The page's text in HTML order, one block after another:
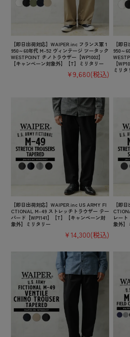
【即日出荷対応】WAIPER.inc フランス軍 1
950～60年代 M-52 ヴィンテージ ツータック
WESTPOINT チノトラウザー【WP1002】
【キャンペーン対象外】【T】ミリタリー
¥9,680(税込)
【即
950～
【
ミリタ
【即日出荷対応】WAIPER.inc US ARMY FI
CTIONAL M-49 ストレッチトラウザー テー
パード【WP1141】【T】【キャンペーン対
象外】ミリタリー
¥14,300(税込)
【即
レート
象外】